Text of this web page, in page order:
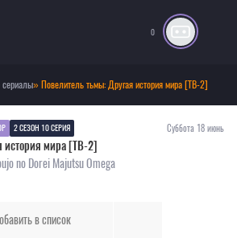
0
» Повелитель тьмы: Другая история мира [ТВ-2]
2 СЕЗОН 10 СЕРИЯ Суббота 18 июнь
история мира [ТВ-2]
no Dorei Majutsu Omega
в список